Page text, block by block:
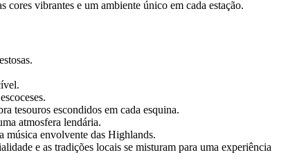
vibrantes e um ambiente único em cada estação.
tesouros escondidos em cada esquina.
atmosfera lendária.
música envolvente das Highlands.
e as tradições locais se misturam para uma experiência